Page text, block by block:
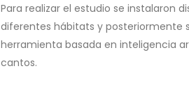
Para realizar el estudio se instalaron
diferentes hábitats y posteriormente
herramienta basada en inteligencia
cantos.